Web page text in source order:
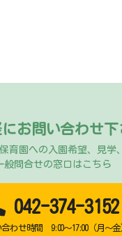
にお問い合わせ下
育園への入園希望、見学
般問合せの窓口はこちら
042-374-3152
わせ時間 9:00～17:00（月～金